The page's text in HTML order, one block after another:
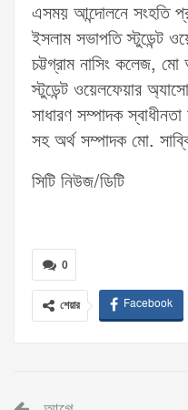
এসময় আন্দোলনে সংহতি
ইসলাম সভাপতি স্টুডেন্ট
চট্টগ্রাম নাসিং কলেজ,
স্টুডেন্ট ওয়েলফেয়ার
সাধারণ সম্পাদক
সহ অর্থ সম্পাদক মো.
সিটি নিউজ/ডিটি
0
শেয়ার Facebook